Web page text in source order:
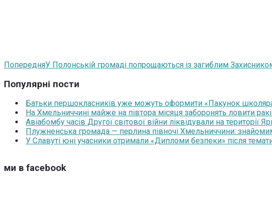
ПопередняУ Полонській громаді попрощаються із загиблим
Популярні пости
Батьки першокласників уже можуть оформити «Пакунок
На Хмельниччині майже на півтора місяця заборонять ловити
Авіабомбу часів Другої світової війни ліквідували на території
Плужненська громада — перлина півночі Хмельниччини:
У Славуті юні учасники отримали «Дипломи безпеки» після
ми в facebook